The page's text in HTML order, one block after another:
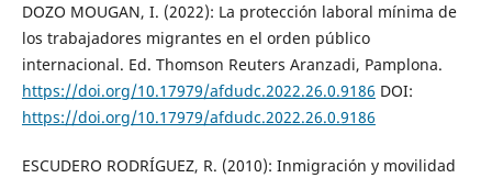
DOZO MOUGAN, I. (2022): La protección laboral mínima de
los trabajadores migrantes en el orden público
internacional. Ed. Thomson Reuters Aranzadi, Pamplona.
https://doi.org/10.17979/afdudc.2022.26.0.9186 DOI:
https://doi.org/10.17979/afdudc.2022.26.0.9186
ESCUDERO RODRÍGUEZ, R. (2010): Inmigración y movilidad